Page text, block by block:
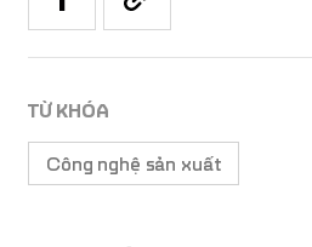
TỪ KHÓA
Công nghệ sản xuất